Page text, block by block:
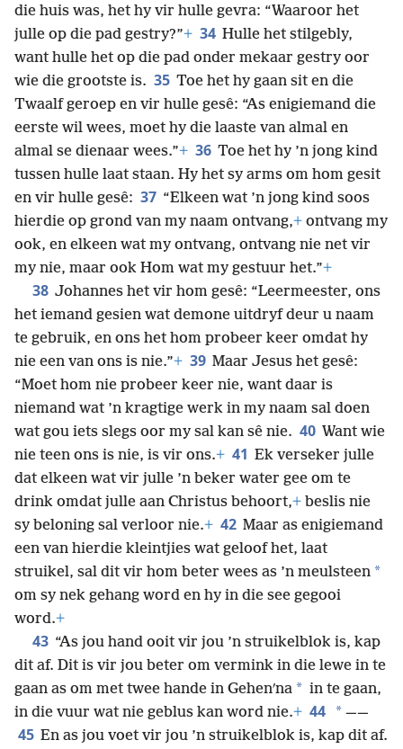
die huis was, het hy vir hulle gevra: “Waaroor het
julle op die pad gestry?”+ 34 Hulle het stilgebly,
want hulle het op die pad onder mekaar gestry oor
wie die grootste is. 35 Toe het hy gaan sit en die
Twaalf geroep en vir hulle gesê: “As enigiemand die
eerste wil wees, moet hy die laaste van almal en
almal se dienaar wees.”+ 36 Toe het hy ’n jong kind
tussen hulle laat staan. Hy het sy arms om hom gesit
en vir hulle gesê: 37 “Elkeen wat ’n jong kind soos
hierdie op grond van my naam ontvang,+ ontvang my
ook, en elkeen wat my ontvang, ontvang nie net vir
my nie, maar ook Hom wat my gestuur het.”+
38 Johannes het vir hom gesê: “Leermeester, ons
het iemand gesien wat demone uitdryf deur u naam
te gebruik, en ons het hom probeer keer omdat hy
nie een van ons is nie.”+ 39 Maar Jesus het gesê:
“Moet hom nie probeer keer nie, want daar is
niemand wat ’n kragtige werk in my naam sal doen
wat gou iets slegs oor my sal kan sê nie. 40 Want wie
nie teen ons is nie, is vir ons.+ 41 Ek verseker julle
dat elkeen wat vir julle ’n beker water gee om te
drink omdat julle aan Christus behoort,+ beslis nie
sy beloning sal verloor nie.+ 42 Maar as enigiemand
een van hierdie kleintjies wat geloof het, laat
struikel, sal dit vir hom beter wees as ’n meulsteen *
om sy nek gehang word en hy in die see gegooi
word.+
43 “As jou hand ooit vir jou ’n struikelblok is, kap
dit af. Dit is vir jou beter om vermink in die lewe in te
gaan as om met twee hande in Gehenʹna * in te gaan,
in die vuur wat nie geblus kan word nie.+ 44 * ——
45 En as jou voet vir jou ’n struikelblok is, kap dit af.